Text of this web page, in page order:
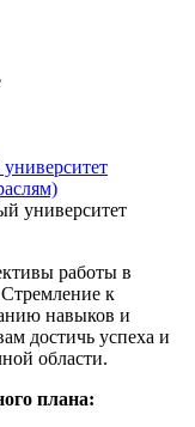
работы в
к
навыков и
достичь успеха и
области.
плана: